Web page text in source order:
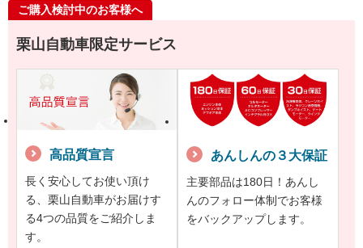
ご購入検討中のお客様へ
栗山自動車限定サービス
高品質宣言
長く安心してお使い頂け
る、栗山自動車がお届けす
る4つの品質をご紹介しま
す。
あんしんの３大保証
主要部品は180日！あんし
んのフォロー体制でお客様
をバックアップします。